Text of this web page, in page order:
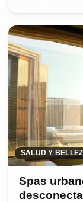
SALUD Y
Spas